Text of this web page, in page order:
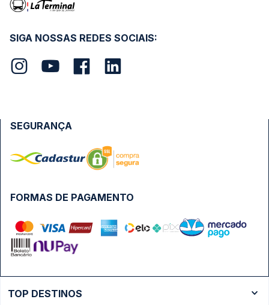
SIGA NOSSAS REDES SOCIAIS:
FORMAS DE PAGAMENTO
SEGURANÇA
TOP DESTINOS